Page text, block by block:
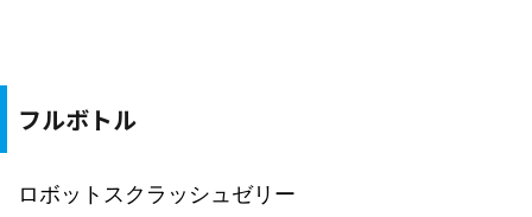
フルボトル
ロボットスクラッシュゼリー